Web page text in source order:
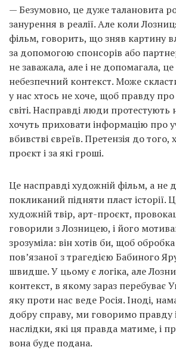
— Безумовно, це дуже талановита
занурення в реалії. Але коли
фільм, говорить, що зняв картину
за допомогою спонсорів або
не заважала, але і не допомагала,
небезпечний контекст. Може
у нас хтось не хоче, щоб правду
світі. Насправді люди
хочуть приховати інформацію про
вбивстві євреїв. Претензія до того,
проєкт і за які гроші.
Це насправді художній фільм, а не
покликаний підняти пласт історії.
художній твір, арт-проєкт,
говорили з Лозницею, і його
зрозуміла: він хотів би, щоб
пов’язаної з трагедією Бабиного
швидше. У цьому є логіка, але
контекст, в якому зараз перебуває
яку проти нас веде Росія. Іноді,
добру справу, ми говоримо правду
наслідки, які ця правда матиме, і
вона буде подана.